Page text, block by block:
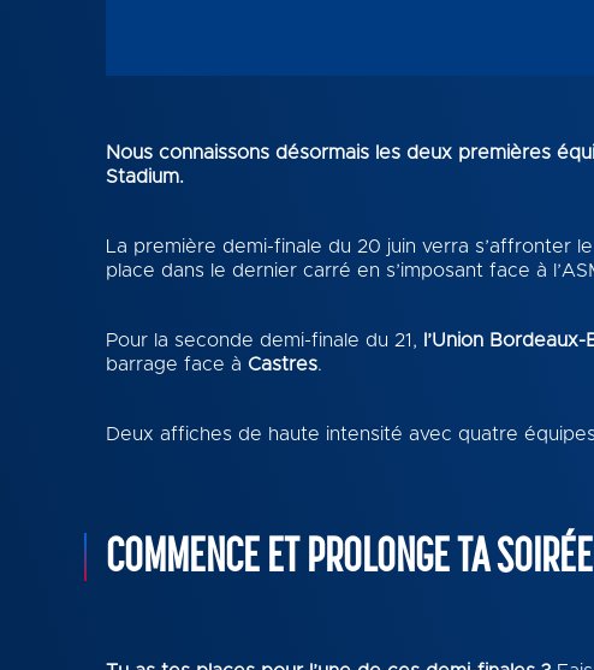
Nous connaissons désormais les deux premières
Stadium.
La première demi-finale du 20 juin verra s’affronter le
place dans le dernier carré en s’imposant face à
Pour la seconde demi-finale du 21, l’Union Bordeaux-
barrage face à Castres.
Deux affiches de haute intensité avec quatre
COMMENCE ET PROLONGE TA